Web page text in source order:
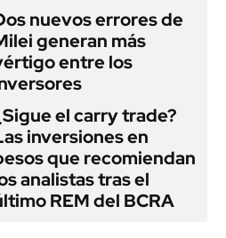
nuevos errores de
generan más
entre los
el carry trade?
inversiones en
que recomiendan
analistas tras el
REM del BCRA